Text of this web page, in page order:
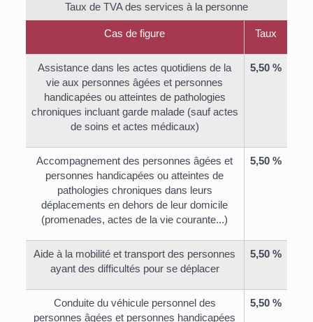
Taux de TVA des services à la personne
Cas de figure Taux
Assistance dans les actes quotidiens de la
vie aux personnes âgées et personnes
handicapées ou atteintes de pathologies
chroniques incluant garde malade (sauf actes
de soins et actes médicaux)
5,50 %
Accompagnement des personnes âgées et
personnes handicapées ou atteintes de
pathologies chroniques dans leurs
déplacements en dehors de leur domicile
(promenades, actes de la vie courante...)
5,50 %
Aide à la mobilité et transport des personnes
ayant des difficultés pour se déplacer
5,50 %
Conduite du véhicule personnel des
personnes âgées et personnes handicapées
5,50 %